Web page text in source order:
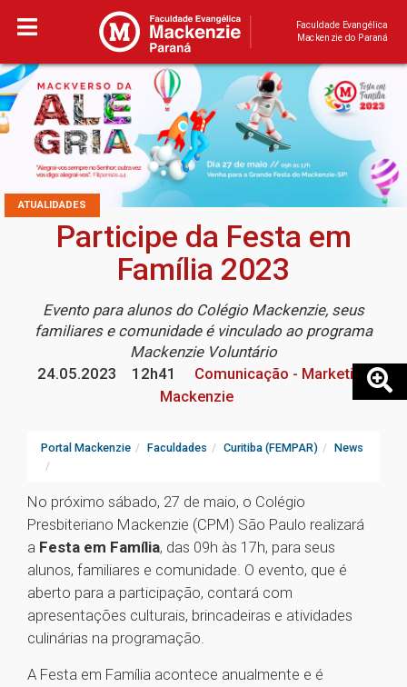
Faculdade Evangélica
Mackenzie do Paraná
ATUALIDADES
Participe da Festa em
Família 2023
Evento para alunos do Colégio Mackenzie, seus
familiares e comunidade é vinculado ao programa
Mackenzie Voluntário
24.05.2023
12h41
Comunicação - Marketing
Mackenzie
Portal Mackenzie Faculdades Curitiba (FEMPAR) News
No próximo sábado, 27 de maio, o Colégio
Presbiteriano Mackenzie (CPM) São Paulo realizará
a Festa em Família, das 09h às 17h, para seus
alunos, familiares e comunidade. O evento, que é
aberto para a participação, contará com
apresentações culturais, brincadeiras e atividades
culinárias na programação.
A Festa em Família acontece anualmente e é